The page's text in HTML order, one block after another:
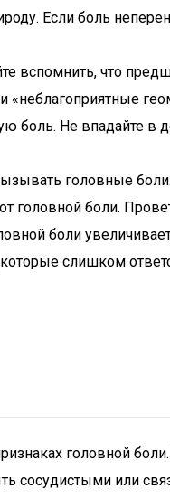
Если боль
вспомнить, что
боль. Не впадайте
головные
боли.
боли
слишком
головной
сосудистыми или